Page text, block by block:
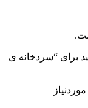
برای “سردخانه ی